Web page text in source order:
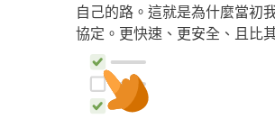
自己的路。這就是為什麼當初
協定。更快速、更安全、且比